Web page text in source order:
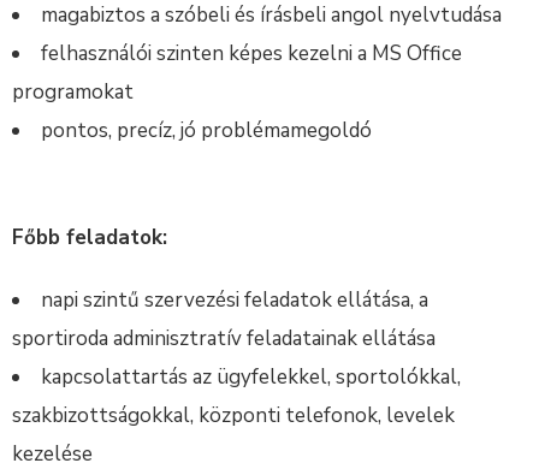
magabiztos a szóbeli és írásbeli angol nyelvtudása
felhasználói szinten képes kezelni a MS Office
programokat
pontos, precíz, jó problémamegoldó
Főbb feladatok:
napi szintű szervezési feladatok ellátása, a
sportiroda adminisztratív feladatainak ellátása
kapcsolattartás az ügyfelekkel, sportolókkal,
szakbizottságokkal, központi telefonok, levelek
kezelése